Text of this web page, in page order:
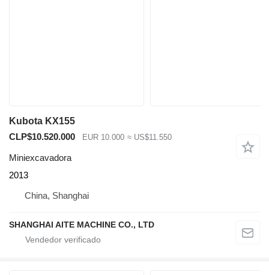
Kubota KX155
CLP$10.520.000
EUR 10.000 ≈ US$11.550
Miniexcavadora
2013
China, Shanghai
SHANGHAI AITE MACHINE CO., LTD